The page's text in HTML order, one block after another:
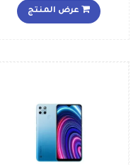
LTE، لون رمادي مائي إصدار
عرض المنتج